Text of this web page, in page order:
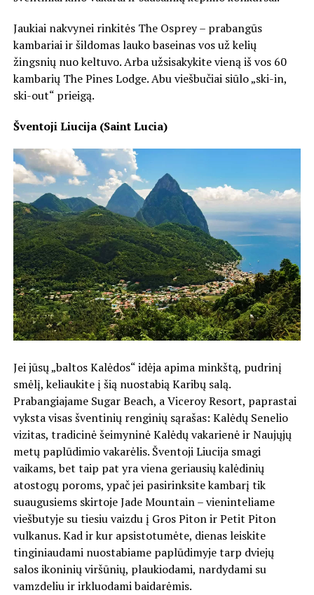
Jaukiai nakvynei rinkitės The Osprey – prabangūs
kambariai ir šildomas lauko baseinas vos už kelių
žingsnių nuo keltuvo. Arba užsisakykite vieną iš vos 60
kambarių The Pines Lodge. Abu viešbučiai siūlo „ski-in,
ski-out“ prieigą.
Šventoji Liucija (Saint Lucia)
Jei jūsų „baltos Kalėdos“ idėja apima minkštą, pudrinį
smėlį, keliaukite į šią nuostabią Karibų salą.
Prabangiajame Sugar Beach, a Viceroy Resort, paprastai
vyksta visas šventinių renginių sąrašas: Kalėdų Senelio
vizitas, tradicinė šeimyninė Kalėdų vakarienė ir Naujųjų
metų paplūdimio vakarėlis. Šventoji Liucija smagi
vaikams, bet taip pat yra viena geriausių kalėdinių
atostogų poroms, ypač jei pasirinksite kambarį tik
suaugusiems skirtoje Jade Mountain – vieninteliame
viešbutyje su tiesiu vaizdu į Gros Piton ir Petit Piton
vulkanus. Kad ir kur apsistotumėte, dienas leiskite
tinginiaudami nuostabiame paplūdimyje tarp dviejų
salos ikoninių viršūnių, plaukiodami, nardydami su
vamzdeliu ir irkluodami baidarėmis.